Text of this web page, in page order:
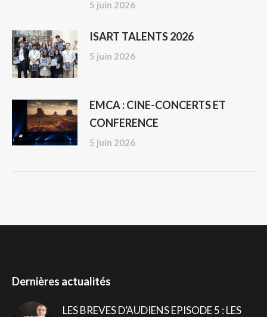
5 juin 2026
ISART TALENTS 2026
5 juin 2026
EMCA : CINE-CONCERTS ET
CONFERENCE
5 juin 2026
Dernières actualités
LES BREVES D’AUDIENS EPISODE 5 : LES